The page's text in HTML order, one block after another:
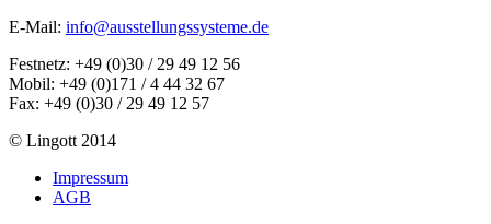
E-Mail: info@ausstellungssysteme.de
Festnetz: +49 (0)30 / 29 49 12 56
Mobil: +49 (0)171 / 4 44 32 67
Fax: +49 (0)30 / 29 49 12 57
© Lingott 2014
Impressum
AGB